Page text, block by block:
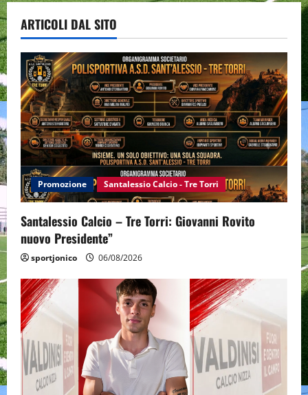
ARTICOLI DAL SITO
Promozione Santalessio Calcio - Tre Torri
Santalessio Calcio – Tre Torri: Giovanni Rovito
nuovo Presidente”
sportjonico 06/08/2026